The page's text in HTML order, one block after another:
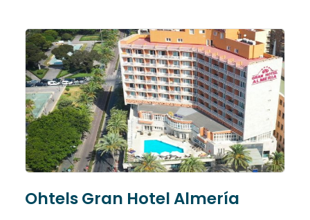
Ohtels Gran Hotel Almería